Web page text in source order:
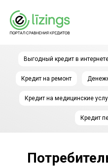
Выгодный кредит в
Кредит на ремонт
Кредит на медицинские
Кредит